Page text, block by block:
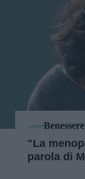
Benessere
"La
parola di